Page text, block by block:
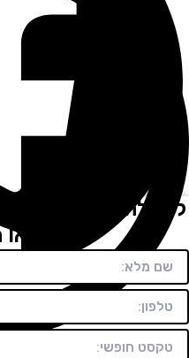
הצעת מחיר
או